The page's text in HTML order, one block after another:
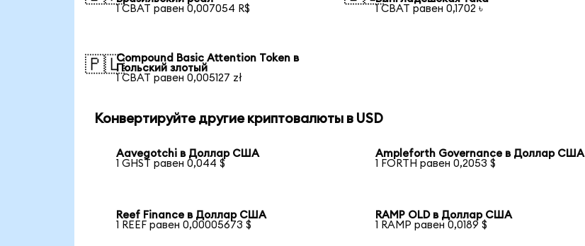
1 CBAT равен 0,007054 R$
1 CBAT равен 0,1702 ৳
🇵🇱Compound Basic Attention Token в
Польский злотый
1 CBAT равен 0,005127 zł
Конвертируйте другие криптовалюты в USD
Aavegotchi в Доллар США
1 GHST равен 0,044 $
Ampleforth Governance в Доллар США
1 FORTH равен 0,2053 $
Reef Finance в Доллар США
1 REEF равен 0,00005673 $
RAMP OLD в Доллар США
1 RAMP равен 0,0189 $